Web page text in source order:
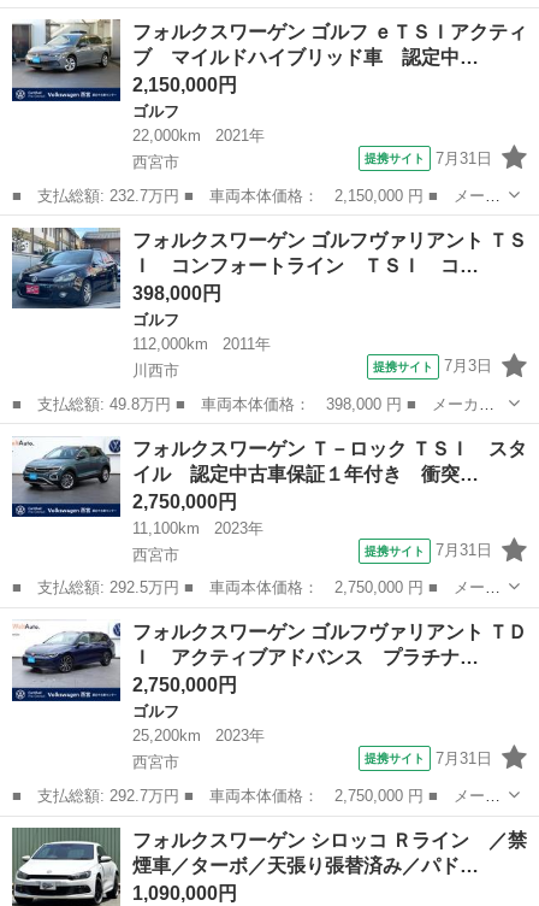
名： フォルクスワーゲン ■ 車種名： ザ・ビートル ■ グレード
名： Ｒライン １．４ターボ・カロッツェリア８インチナビ・フル
セグＴＶ・...
兵庫 南あわじ市 ビートル
フォルクスワーゲン ゴルフ ｅＴＳＩアクティ
ブ マイルドハイブリッド車 認定中…
2,150,000円
ゴルフ
22,000km
2021年
西宮市
提携サイト 7月31日
■ 支払総額: 232.7万円 ■ 車両本体価格： 2,150,000 円 ■ メーカ
ー名： フォルクスワーゲン ■ 車種名： ゴルフ ■ グレード
名： ｅＴＳＩアクティブ マイルドハイブリッド車 認定中古車保
証１年付き ...
兵庫 西宮市 ゴルフ
フォルクスワーゲン ゴルフヴァリアント ＴＳ
Ｉ コンフォートライン ＴＳＩ コ…
398,000円
ゴルフ
112,000km
2011年
川西市
提携サイト 7月3日
■ 支払総額: 49.8万円 ■ 車両本体価格： 398,000 円 ■ メーカー
名： フォルクスワーゲン ■ 車種名： ゴルフヴァリアント ■ グ
レード名： ＴＳＩ コンフォートライン ＴＳＩ コンフォートラ
イン ■ 排...
兵庫 川西市 ゴルフ
フォルクスワーゲン Ｔ－ロック ＴＳＩ スタ
イル 認定中古車保証１年付き 衝突…
2,750,000円
11,100km
2023年
西宮市
提携サイト 7月31日
■ 支払総額: 292.5万円 ■ 車両本体価格： 2,750,000 円 ■ メーカ
ー名： フォルクスワーゲン ■ 車種名： Ｔ－ロック ■ グレード
名： ＴＳＩ スタイル 認定中古車保証１年付き 衝突軽減ブレー
キ ＩＱ...
兵庫 西宮市 フォルクスワーゲン
フォルクスワーゲン ゴルフヴァリアント ＴＤ
Ｉ アクティブアドバンス プラチナ…
2,750,000円
ゴルフ
25,200km
2023年
西宮市
提携サイト 7月31日
■ 支払総額: 292.7万円 ■ 車両本体価格： 2,750,000 円 ■ メーカ
ー名： フォルクスワーゲン ■ 車種名： ゴルフヴァリアント ■
グレード名： ＴＤＩ アクティブアドバンス プラチナムエディシ
ョン ク...
兵庫 西宮市 ゴルフ
フォルクスワーゲン シロッコ Ｒライン ／禁
煙車／ターボ／天張り張替済み／パド…
1,090,000円